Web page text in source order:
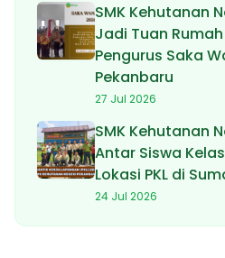
SMK Kehutanan
Jadi Tuan
Pengurus Saka
Pekanbaru
27 Jul 2026
SMK Kehutanan
Antar Siswa
Lokasi PKL di
24 Jul 2026